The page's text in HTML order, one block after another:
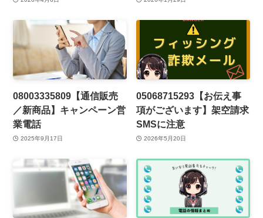
08003335809【通信販売
／新商品】キャンペーン営
業電話
2025年9月17日
05068715293【お伝え事
項がございます】架空請求
SMSに注意
2026年5月20日